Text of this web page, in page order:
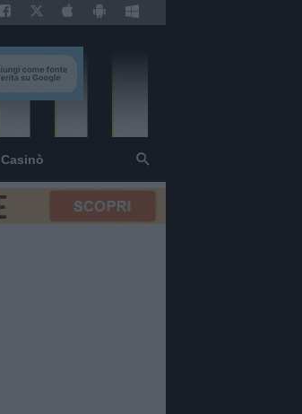
Casinò